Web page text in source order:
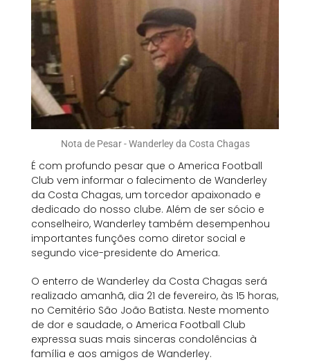
Nota de Pesar - Wanderley da Costa Chagas
É com profundo pesar que o America Football
Club vem informar o falecimento de Wanderley
da Costa Chagas, um torcedor apaixonado e
dedicado do nosso clube. Além de ser sócio e
conselheiro, Wanderley também desempenhou
importantes funções como diretor social e
segundo vice-presidente do America.
O enterro de Wanderley da Costa Chagas será
realizado amanhã, dia 21 de fevereiro, às 15 horas,
no Cemitério São João Batista. Neste momento
de dor e saudade, o America Football Club
expressa suas mais sinceras condolências à
família e aos amigos de Wanderley.